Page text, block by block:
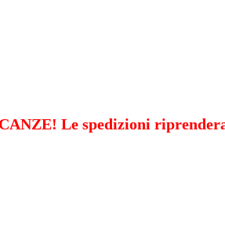
Le spedizioni